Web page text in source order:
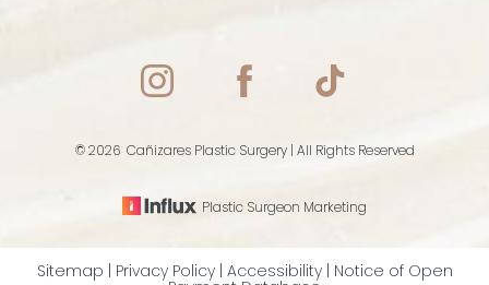
© 2026Cañizares Plastic Surgery | All Rights Reserved
Plastic Surgeon Marketing
Sitemap Privacy Policy| Accessibility| Notice of Open
Accessibility